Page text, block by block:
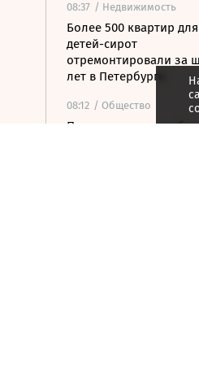
08:37 / Недвижимость
Более 500 квартир для
детей-сирот
отремонтировали за
лет в Петербурге
08:12 / Общество
Прокуратура